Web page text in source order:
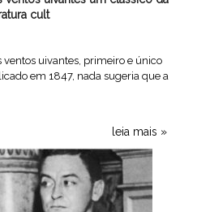
cult
uivantes, primeiro e único
em 1847, nada sugeria que a
leia mais